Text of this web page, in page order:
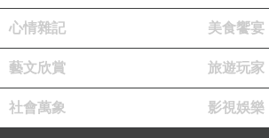
心情雜記 美食饗宴
藝文欣賞 旅遊玩家
社會萬象 影視娛樂